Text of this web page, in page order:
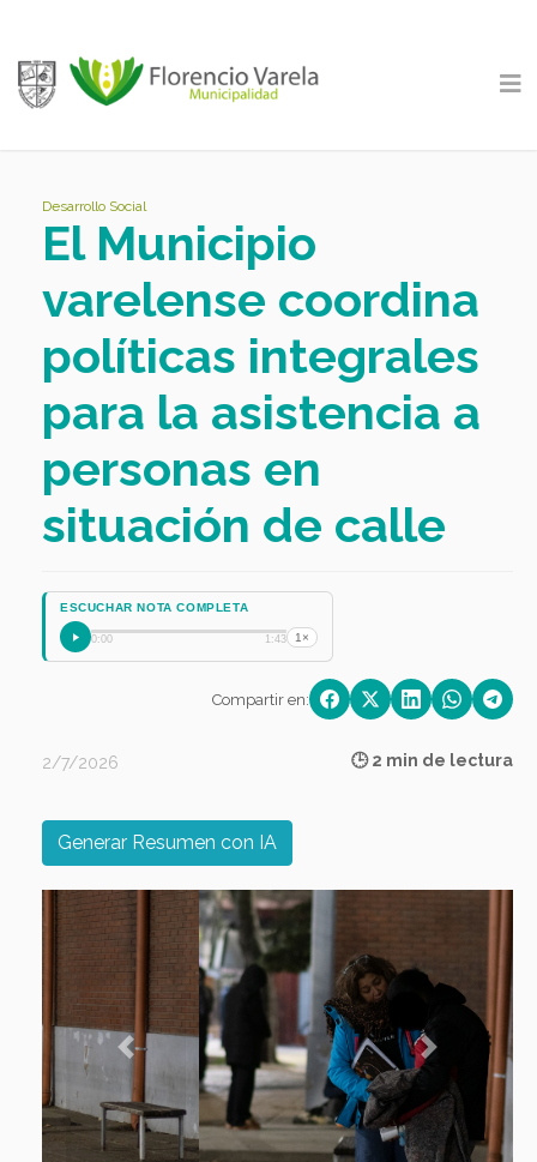
Desarrollo Social
El Municipio
varelense coordina
políticas integrales
para la asistencia a
personas en
situación de calle
ESCUCHAR NOTA COMPLETA
0:00 1:43 1×
Compartir en:
2/7/2026 🕒 2 min de lectura
Generar Resumen con IA
Previous Next